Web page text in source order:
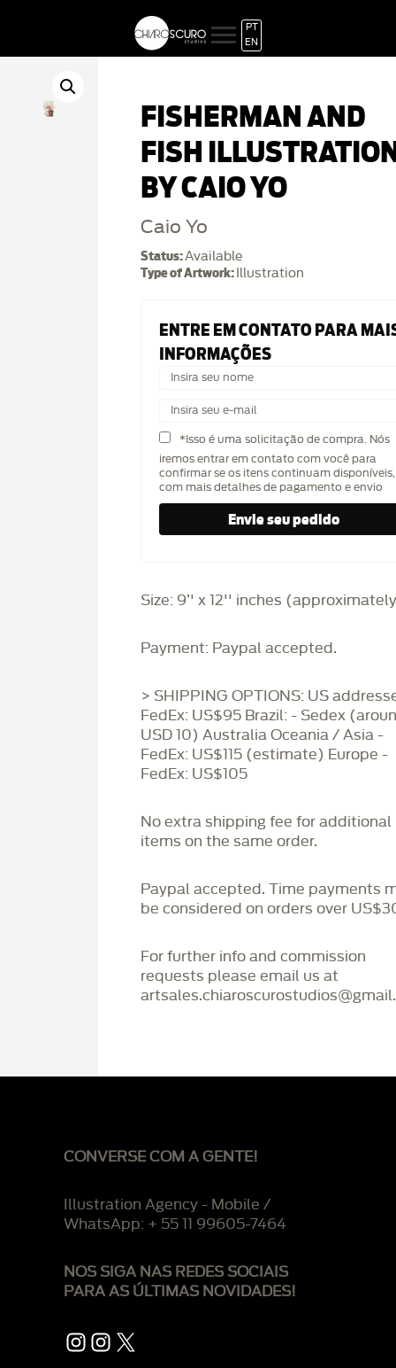
PT
EN
FISHERMAN AND
FISH
BY CAIO YO
Caio Yo
Status:Available
Type of Artwork: Illustration
ENTRE EM CONTATO PARA
INFORMAÇÕES
*Isso é uma solicitação de compra. Nós
iremos entrar em contato com você para
confirmar se os itens continuam disponíveis,
com mais detalhes de pagamento e envio
Size: 9’' x 12'' inches
Payment: Paypal accepted.
> SHIPPING OPTIONS: US
FedEx: US$95 Brazil: - Sedex
USD 10) Australia Oceania / Asia -
FedEx: US$115 (estimate) Europe -
FedEx: US$105
No extra shipping fee for additional
items on the same order.
Paypal accepted. Time payments
be considered on orders over
For further info and commission
requests please email us at
CONVERSE COM A GENTE!
Illustration Agency - Mobile /
WhatsApp: + 55 11 99605-7464
NOS SIGA NAS REDES SOCIAIS
PARA AS ÚLTIMAS NOVIDADES!
Instagram
Instagram
X